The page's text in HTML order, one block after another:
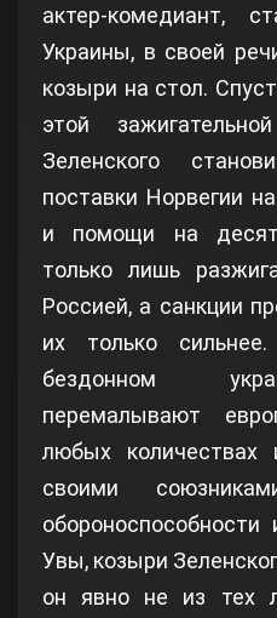
актер-комедиант,
Украины, в своей
козыри на стол.
этой
Зеленского
поставки Норвегии
и помощи на
только лишь
Россией, а санкции
их только
бездонном
перемалывают
любых
своими
Увы, козыри
он явно не из тех